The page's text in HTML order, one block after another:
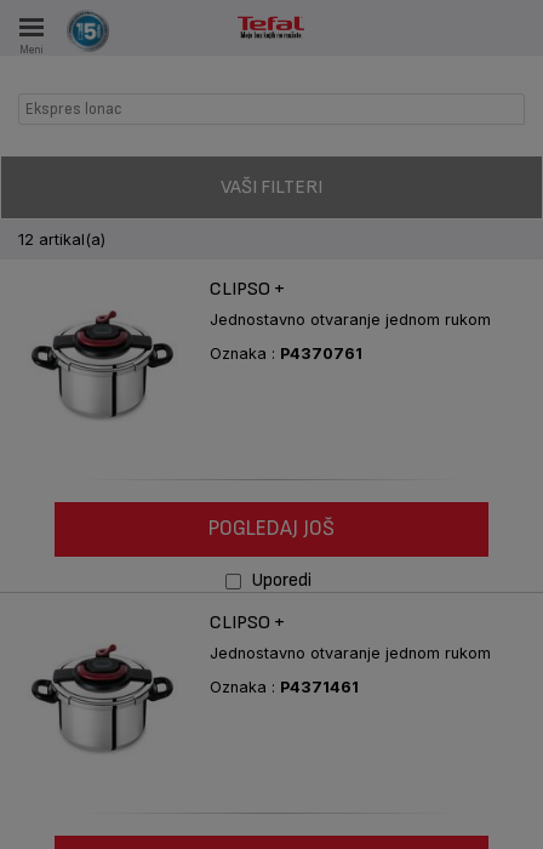
Meni
TOKOM 15 GODINA
Ekspres lonac
VAŠI FILTERI
12 artikal(a)
CLIPSO +
Jednostavno otvaranje jednom rukom
Oznaka : P4370761
POGLEDAJ JOŠ
Uporedi
CLIPSO +
Jednostavno otvaranje jednom rukom
Oznaka : P4371461